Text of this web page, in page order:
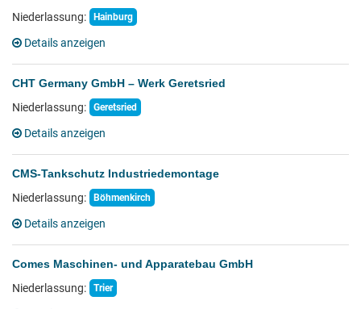
Niederlassung:
Hainburg
Details anzeigen
CHT Germany GmbH – Werk Geretsried
Niederlassung:
Geretsried
Details anzeigen
CMS-Tankschutz Industriedemontage
Niederlassung:
Böhmenkirch
Details anzeigen
Comes Maschinen- und Apparatebau GmbH
Niederlassung:
Trier